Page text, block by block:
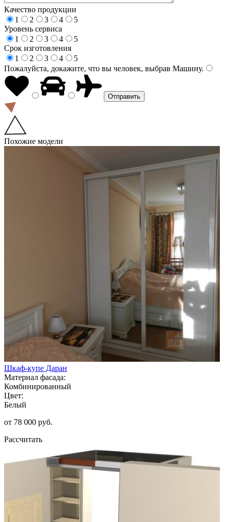
Качество продукции
1
2 3 4
5
Уровень сервиса
1
2 3 4
5
Срок изготовления
1
2 3 4
5
Пожалуйста, докажите, что вы человек, выбрав Машину.
Похожие модели
Шкаф-купе Даран
Материал фасада:
Комбинированный
Цвет:
Белый
от 78 000 руб.
Рассчитать